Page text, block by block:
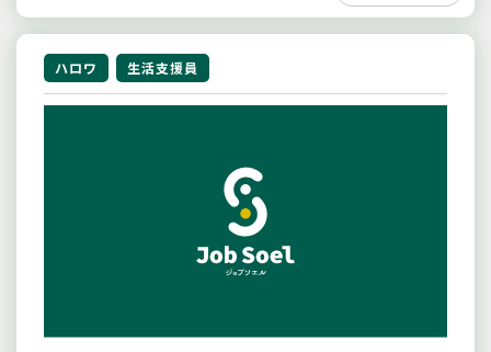
ハロワ 生活支援員